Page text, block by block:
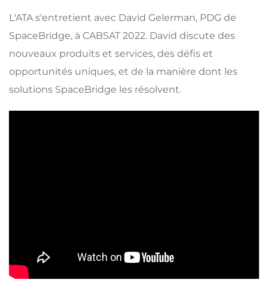
L'ATA s'entretient avec David Gelerman, PDG de
SpaceBridge, à CABSAT 2022. David discute des
nouveaux produits et services, des défis et
opportunités uniques, et de la manière dont les
solutions SpaceBridge les résolvent.